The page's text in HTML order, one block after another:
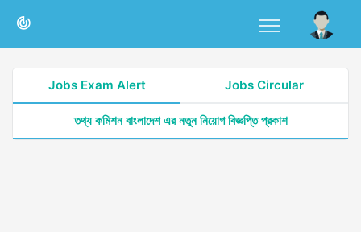
Jobs Exam Alert Jobs Circular
তথ্য কমিশন বাংলাদেশ এর নতুন নিয়োগ বিজ্ঞপ্তি প্রকাশ